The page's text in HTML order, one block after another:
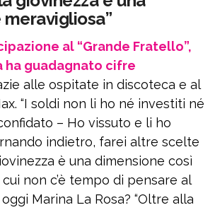
al “Grande Fratello”,
ha guadagnato cifre
alle ospitate in discoteca e al
“I soldi non li ho né investiti né
– Ho vissuto e li ho
indietro, farei altre scelte
è una dimensione così
non c’è tempo di pensare al
oggi Marina La Rosa? “Oltre alla